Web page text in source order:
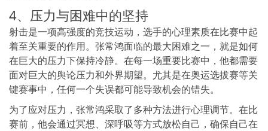
4、压力与困难中的坚持
射击是一项高强度的竞技运动，选手的心理素质在比赛中起
着至关重要的作用。张常鸿面临的最大困难之一，就是如何
在巨大的压力下保持冷静。在每一场重要比赛中，他都需要
面对巨大的舆论压力和外界期望。尤其是在奥运选拔赛等关
键赛事中，任何一个失误都可能导致机会的错失。
为了应对压力，张常鸿采取了多种方法进行心理调节。在比
赛前，他会通过冥想、深呼吸等方式放松自己，确保自己在